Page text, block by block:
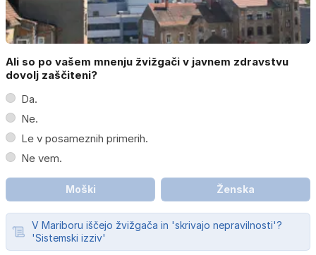
Ali so po vašem mnenju žvižgači v javnem zdravstvu
dovolj zaščiteni?
Da.
Ne.
Le v posameznih primerih.
Ne vem.
Moški Ženska
V Mariboru iščejo žvižgača in 'skrivajo nepravilnosti'?
'Sistemski izziv'